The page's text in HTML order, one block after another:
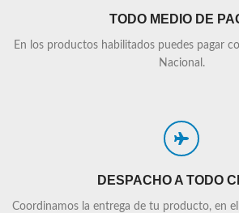
TODO MEDIO DE
En los productos habilitados puedes pagar
Nacional.
DESPACHO A TODO
Coordinamos la entrega de tu producto, en